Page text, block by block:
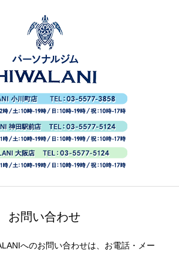
お問い合わせ
へのお問い合わせは、お電話・メー